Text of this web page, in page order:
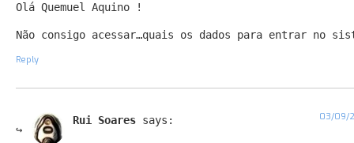
Olá Quemuel Aquino !
Não consigo acessar…quais os dados para entrar no
Reply
Rui Soares says: 03/09/